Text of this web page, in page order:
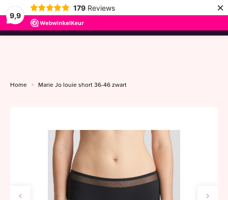
9,9
179 Reviews ×
menu
Home Marie Jo louie short 36-46 zwart